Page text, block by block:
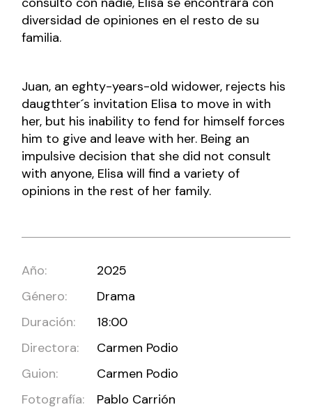
diversidad de opiniones en el resto de su
familia.
Juan, an eghty-years-old widower, rejects his
daugthter´s invitation Elisa to move in with
her, but his inability to fend for himself forces
him to give and leave with her. Being an
impulsive decision that she did not consult
with anyone, Elisa will find a variety of
opinions in the rest of her family.
Año:
2025
Género:
Drama
Duración:
18:00
Directora:
Carmen Podio
Guion:
Carmen Podio
Fotografía:
Pablo Carrión